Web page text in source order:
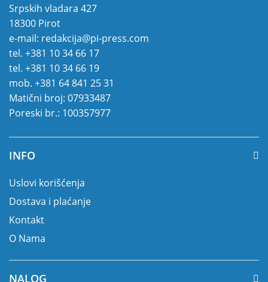
Srpskih vladara 427
18300 Pirot
e-mail: redakcija@pi-press.com
tel. +381 10 34 66 17
tel. +381 10 34 66 19
mob. +381 64 841 25 31
Matični broj: 07933487
Poreski br.: 100357977
INFO
Uslovi korišćenja
Dostava i plaćanje
Kontakt
O Nama
NALOG